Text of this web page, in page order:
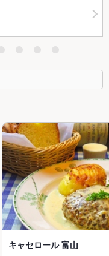
キャセロール 富山